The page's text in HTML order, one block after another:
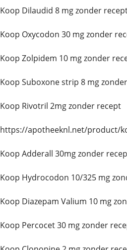
Koop Dilaudid 8 mg zonder
Koop Oxycodon 30 mg zonder
Koop Zolpidem 10 mg zonder
Koop Suboxone strip 8 mg
Koop Rivotril 2mg zonder recept
https://apotheeknl.net/product/
Koop Adderall 30mg zonder
Koop Hydrocodon 10/325 mg
Koop Diazepam Valium 10 mg
Koop Percocet 30 mg zonder